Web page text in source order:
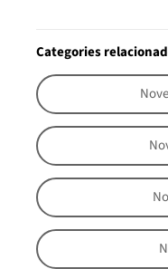
Categories